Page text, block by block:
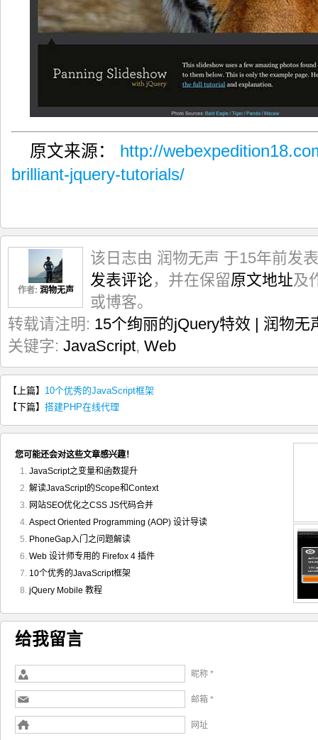
原文来源： http://
brilliant-jquery-tutorials/
作者: 润物无声
该日志由 润物无声 于15年前发
发表评论，并在保留原文地址及
或博客。
转载请注明: 15个绚丽的jQuery特效 | 润物无
关键字: JavaScript, Web
【上篇】 10个优秀的JavaScript框架
【下篇】 搭建PHP在线代理
您可能还会对这些文章感兴趣！
JavaScript之变量和函数提升
解读JavaScript的Scope和Context
网站SEO优化之CSS JS代码合并
Aspect Oriented Programming (AOP) 设计导读
PhoneGap入门之问题解读
Web 设计师专用的 Firefox 4 插件
10个优秀的JavaScript框架
jQuery Mobile 教程
给我留言
昵称 *
邮箱 *
网址